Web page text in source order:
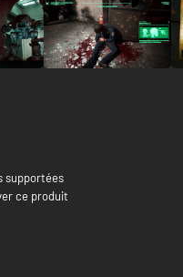
supportées
ce produit